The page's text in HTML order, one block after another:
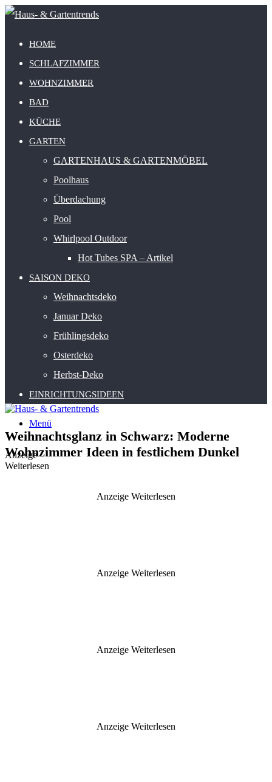
HOME
SCHLAFZIMMER
WOHNZIMMER
BAD
KÜCHE
GARTEN
GARTENHAUS & GARTENMÖBEL
Poolhaus
Überdachung
Pool
Whirlpool Outdoor
Hot Tubes SPA – Artikel
SAISON DEKO
Weihnachtsdeko
Januar Deko
Frühlingsdeko
Osterdeko
Herbst-Deko
EINRICHTUNGSIDEEN
Menü
Weihnachtsglanz in Schwarz: Moderne
Wohnzimmer Ideen in festlichem Dunkel
Anzeige
Weiterlesen
Anzeige Weiterlesen
Anzeige Weiterlesen
Anzeige Weiterlesen
Anzeige Weiterlesen